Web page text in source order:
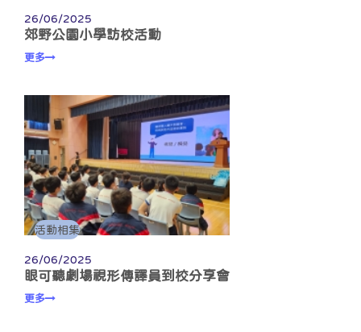
26/06/2025
郊野公園小學訪校活動
更多
活動相集
26/06/2025
眼可聽劇場視形傳譯員到校分享會
更多